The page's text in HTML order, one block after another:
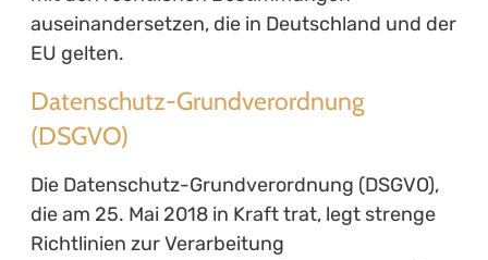
auseinandersetzen, die in Deutschland und der
EU gelten.
Datenschutz-Grundverordnung
(DSGVO)
Die Datenschutz-Grundverordnung (DSGVO),
die am 25. Mai 2018 in Kraft trat, legt strenge
Richtlinien zur Verarbeitung